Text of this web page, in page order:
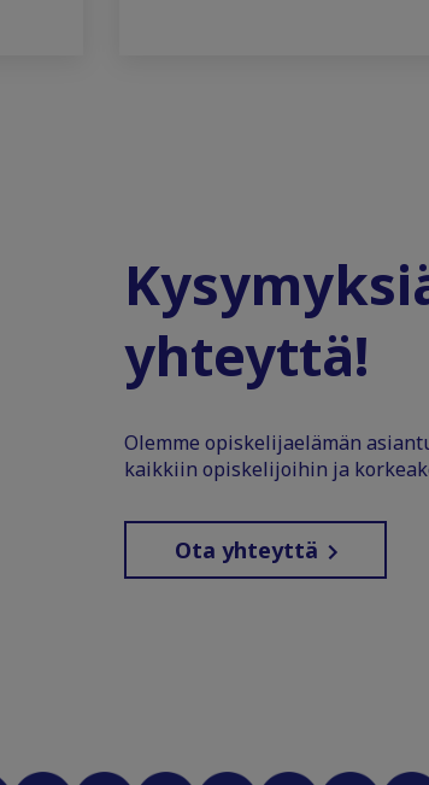
yhteyttä!
Olemme opiskelijaelämän
kaikkiin opiskelijoihin ja
Ota yhteyttä